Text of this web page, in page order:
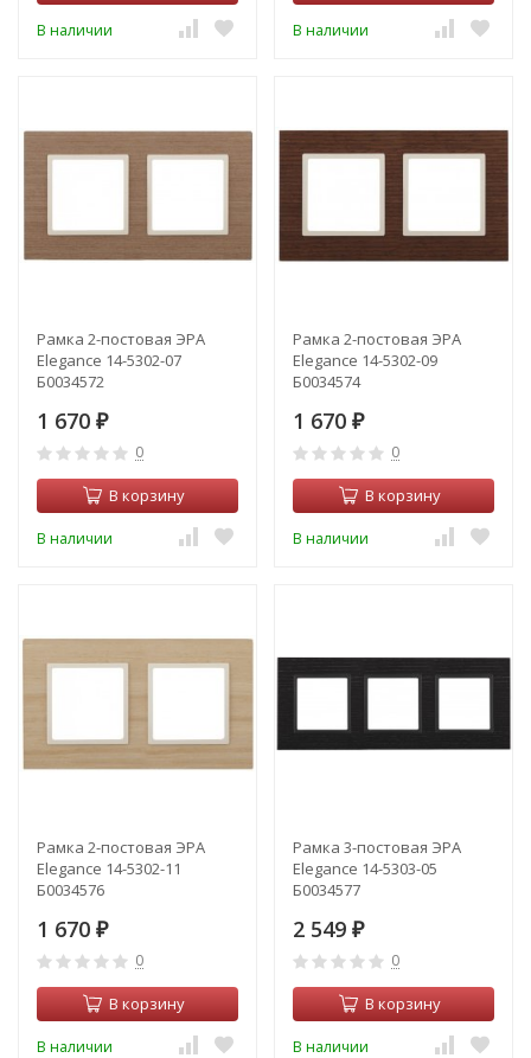
В наличии В наличии
Рамка 2-постовая ЭРА
Elegance 14-5302-07
Б0034572
1 670 ₽
0
В корзину
В наличии
Рамка 2-постовая ЭРА
Elegance 14-5302-09
Б0034574
1 670 ₽
0
В корзину
В наличии
Рамка 2-постовая ЭРА
Elegance 14-5302-11
Б0034576
1 670 ₽
0
В корзину
В наличии
Рамка 3-постовая ЭРА
Elegance 14-5303-05
Б0034577
2 549 ₽
0
В корзину
В наличии